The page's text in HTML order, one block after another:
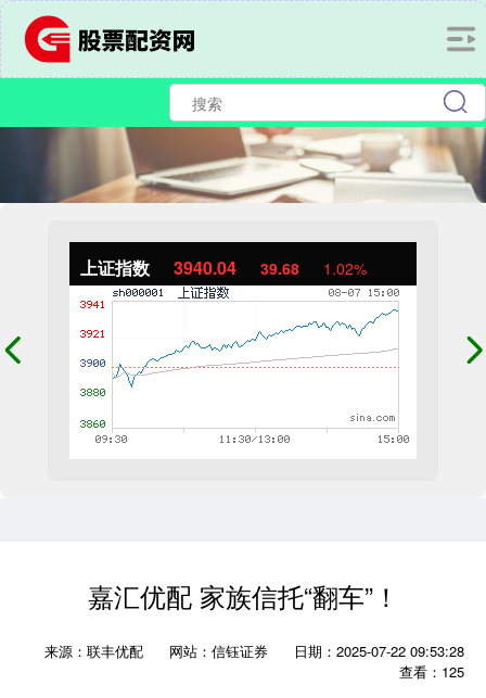
上证指数 3940.04 39.68 1.02%
嘉汇优配 家族信托“翻车”！
来源：联丰优配 网站：信钰证券
日期：2025-07-22 09:53:28
查看：125